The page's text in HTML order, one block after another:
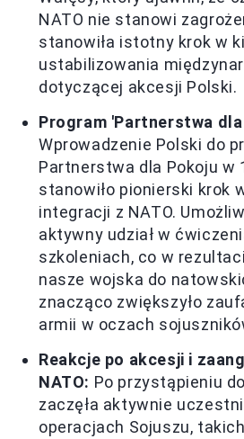
NATO nie stanowi
stanowiła istotny krok w
ustabilizowania
dotyczącej akcesji Polski.
Program 'Partnerstwa
Wprowadzenie Polski do
Partnerstwa dla Pokoju w
stanowiło pionierski krok
integracji z NATO.
aktywny udział w
szkoleniach, co w
nasze wojska do
znacząco zwiększyło
armii w oczach
Reakcje po akcesji i
NATO: Po przystąpieniu
zaczęła aktywnie
operacjach Sojuszu,